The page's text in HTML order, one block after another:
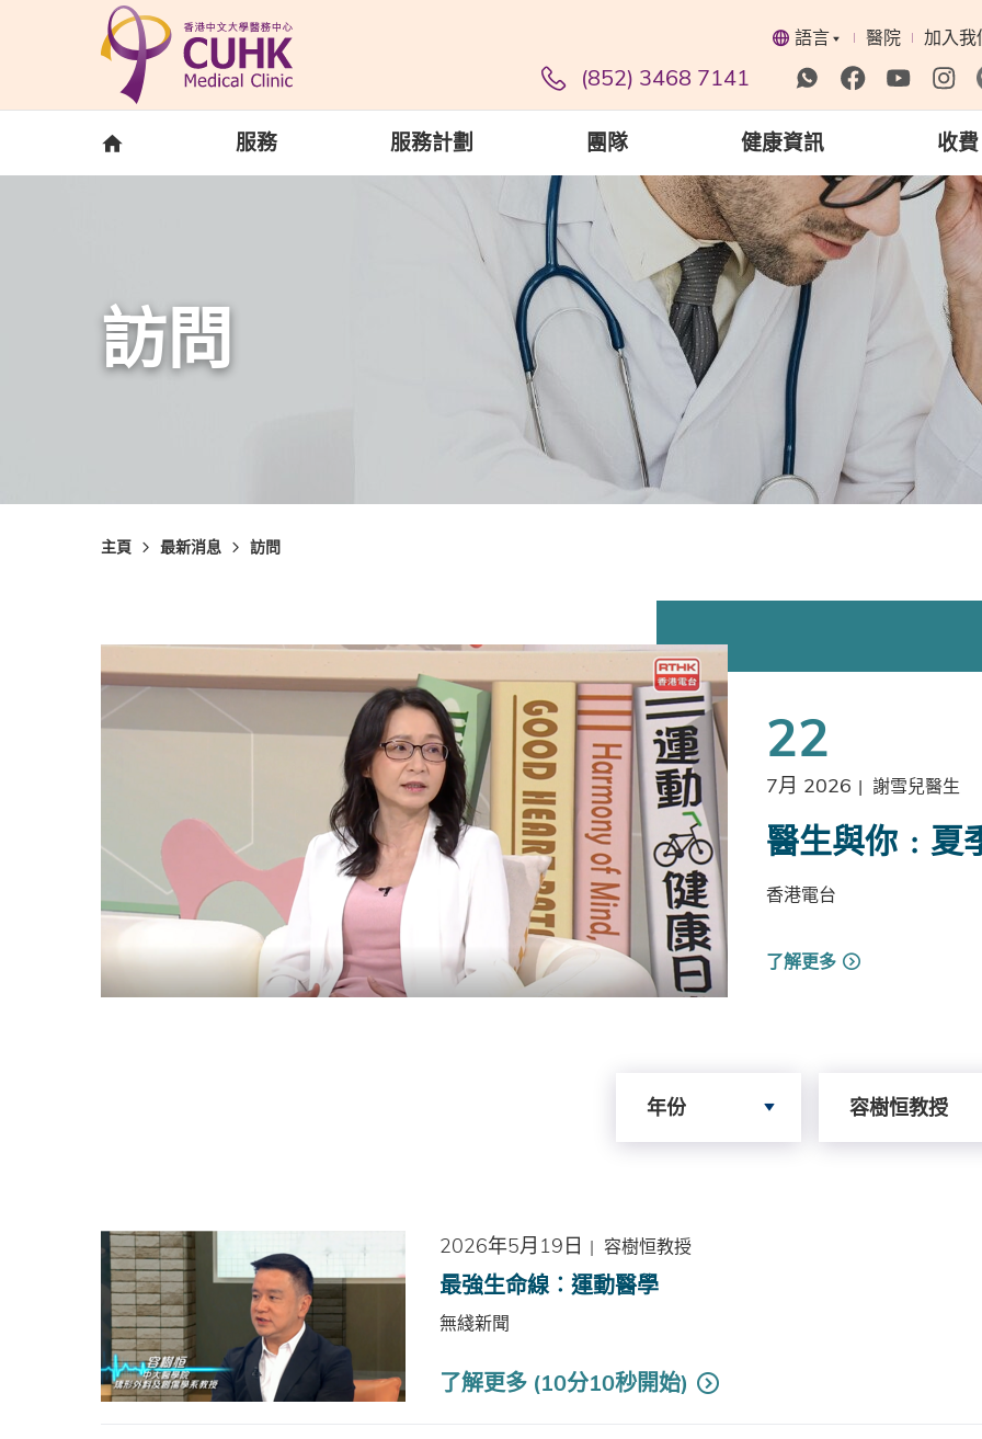
Skip to main content
語言
醫院 加入我
(852) 3468 7141
主頁 服務 服務計劃 團隊 健康資訊 收費
訪問
主頁 最新消息 訪問
22
7月 2026 | 謝雪兒醫生
醫生與你﹕夏
香港電台
了解更多
年份 容樹恒教授
2026年5月19日 | 容樹恒教授
最強生命線︰運動醫學
無綫新聞
了解更多 (10分10秒開始)